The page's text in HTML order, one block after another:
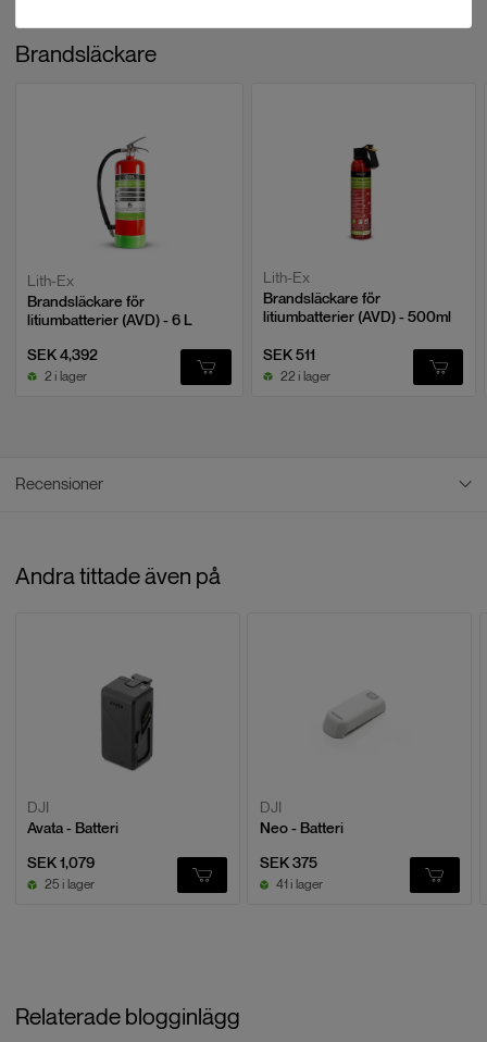
Brandsläckare
Lith-Ex
Brandsläckare för
litiumbatterier (AVD) - 6 L
SEK 4,392
2 i lager
Lith-Ex
Brandsläckare för
litiumbatterier (AVD) - 500ml
SEK 511
22 i lager
Recensioner
Andra tittade även på
DJI
Avata - Batteri
SEK 1,079
25 i lager
DJI
Neo - Batteri
SEK 375
41 i lager
Relaterade blogginlägg